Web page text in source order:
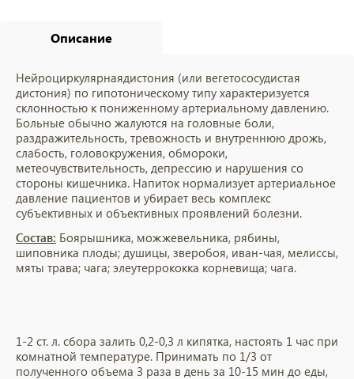
Описание
Нейроциркулярнаядистония (или вегетососудистая
дистония) по гипотоническому типу характеризуется
склонностью к пониженному артериальному давлению.
Больные обычно жалуются на головные боли,
раздражительность, тревожность и внутреннюю дрожь,
слабость, головокружения, обмороки,
метеочувствительность, депрессию и нарушения со
стороны кишечника. Напиток нормализует артериальное
давление пациентов и убирает весь комплекс
субъективных и объективных проявлений болезни.
Состав: Боярышника, можжевельника, рябины,
шиповника плоды; душицы, зверобоя, иван-чая, мелиссы,
мяты трава; чага; элеутеррококка корневища; чага.
1-2 ст. л. сбора залить 0,2-0,3 л кипятка, настоять 1 час при
комнатной температуре. Принимать по 1/3 от
полученного объема 3 раза в день за 10-15 мин до еды,